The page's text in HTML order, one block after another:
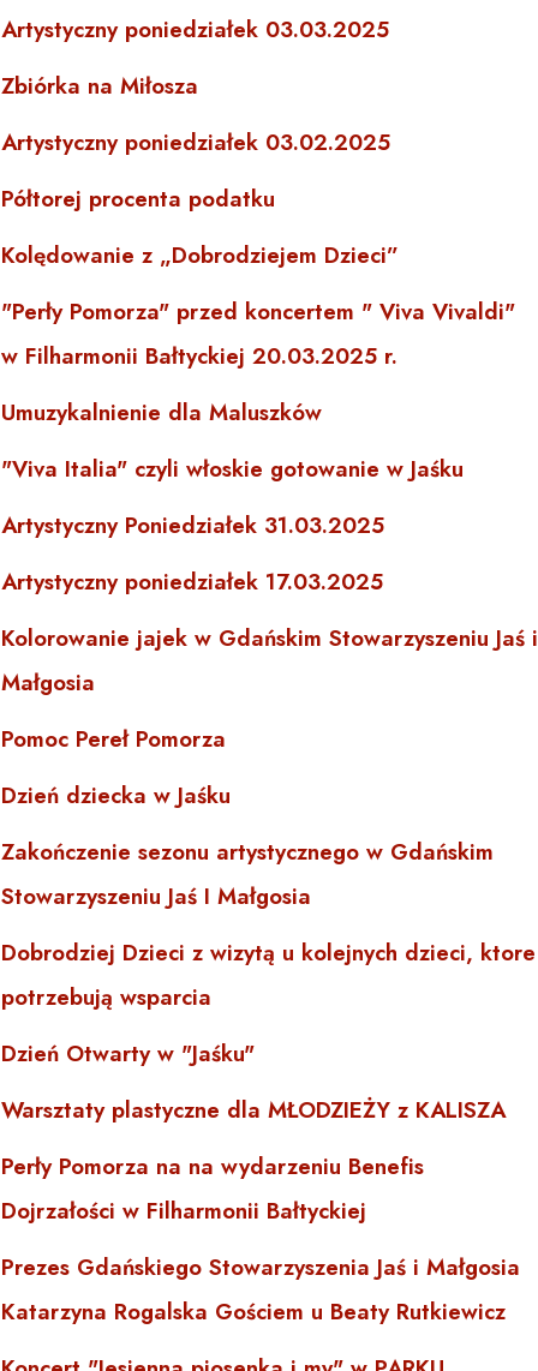
Artystyczny poniedziałek 03.03.2025
Zbiórka na Miłosza
Artystyczny poniedziałek 03.02.2025
Półtorej procenta podatku
Kolędowanie z „Dobrodziejem Dzieci”
"Perły Pomorza" przed koncertem " Viva Vivaldi"
w Filharmonii Bałtyckiej 20.03.2025 r.
Umuzykalnienie dla Maluszków
"Viva Italia" czyli włoskie gotowanie w Jaśku
Artystyczny Poniedziałek 31.03.2025
Artystyczny poniedziałek 17.03.2025
Kolorowanie jajek w Gdańskim Stowarzyszeniu Jaś i
Małgosia
Pomoc Pereł Pomorza
Dzień dziecka w Jaśku
Zakończenie sezonu artystycznego w Gdańskim
Stowarzyszeniu Jaś I Małgosia
Dobrodziej Dzieci z wizytą u kolejnych dzieci, ktore
potrzebują wsparcia
Dzień Otwarty w "Jaśku"
Warsztaty plastyczne dla MŁODZIEŻY z KALISZA
Perły Pomorza na na wydarzeniu Benefis
Dojrzałości w Filharmonii Bałtyckiej
Prezes Gdańskiego Stowarzyszenia Jaś i Małgosia
Katarzyna Rogalska Gościem u Beaty Rutkiewicz